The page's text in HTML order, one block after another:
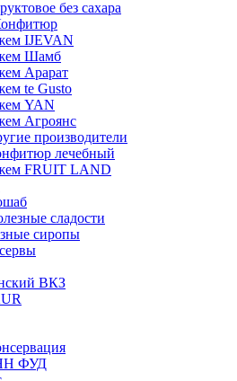
без сахара
IJEVAN
Шамб
Арарат
te Gusto
YAN
Агроянс
производители
лечебный
FRUIT LAND
сладости
сиропы
ВКЗ
ФУД